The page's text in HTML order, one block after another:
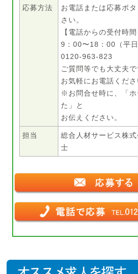
応募方法
お電話または応募ボ
さい。
【電話からの受付時間
9：00〜18：00（平日
0120-963-823
ご質問等でも大丈夫で
お気軽にお電話くださ
※お問合せ時に、「ホ
た」と
お伝えください。
担当
総合人材サービス株
士